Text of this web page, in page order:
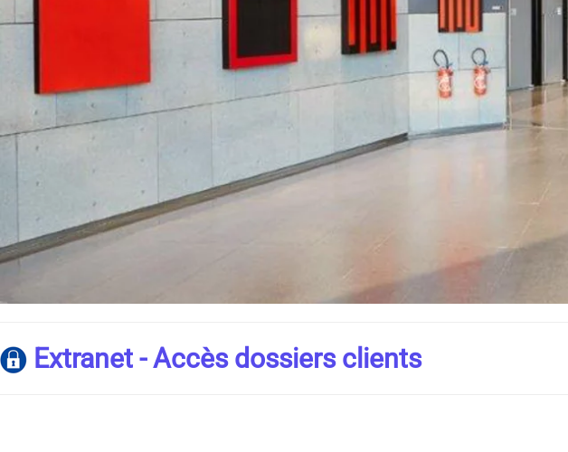
Extranet - Accès dossiers clients